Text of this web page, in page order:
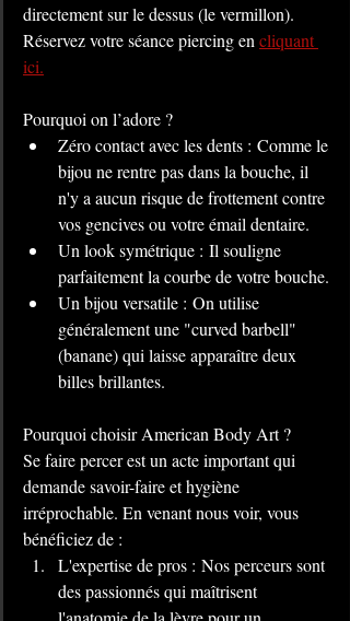
directement sur le dessus (le vermillon).
Réservez votre séance piercing en cliquant
ici.
Pourquoi on l’adore ?
Zéro contact avec les dents : Comme le
bijou ne rentre pas dans la bouche, il
n'y a aucun risque de frottement contre
vos gencives ou votre émail dentaire.
Un look symétrique : Il souligne
parfaitement la courbe de votre bouche.
Un bijou versatile : On utilise
généralement une "curved barbell"
(banane) qui laisse apparaître deux
billes brillantes.
Pourquoi choisir American Body Art ?
Se faire percer est un acte important qui
demande savoir-faire et hygiène
irréprochable. En venant nous voir, vous
bénéficiez de :
L'expertise de pros : Nos perceurs sont
des passionnés qui maîtrisent